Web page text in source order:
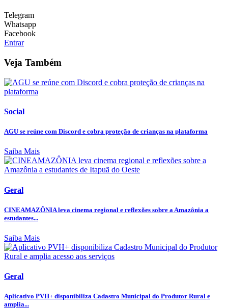
Telegram
Whatsapp
Facebook
Entrar
Veja Também
Social
AGU se reúne com Discord e cobra proteção de crianças na plataforma
Saiba Mais
Geral
CINEAMAZÔNIA leva cinema regional e reflexões sobre a Amazônia a
estudantes...
Saiba Mais
Geral
Aplicativo PVH+ disponibiliza Cadastro Municipal do Produtor Rural e
amplia...